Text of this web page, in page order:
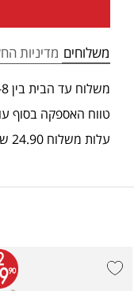
משלוחים מדיניות
משלוח עד הבית בין 3-8 ימי עסקים
טווח האספקה בסוף עונה הינו
עלות משלוח 24.90 ש"ח